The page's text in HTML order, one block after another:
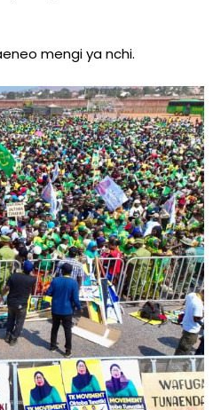
mengi ya nchi.